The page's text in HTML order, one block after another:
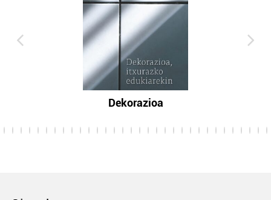
Dekorazioa